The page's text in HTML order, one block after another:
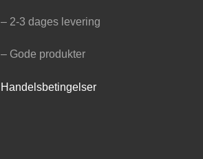
– 2-3 dages levering
– Gode produkter
Handelsbetingelser